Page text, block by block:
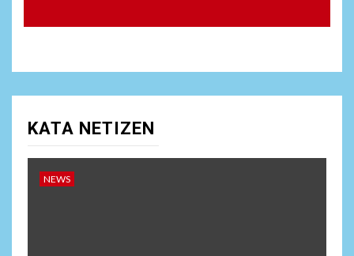
KATA NETIZEN
NEWS